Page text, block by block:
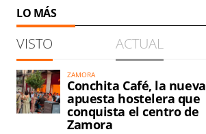
LO MÁS
VISTO ACTUAL
ZAMORA
Conchita Café, la nueva
apuesta hostelera que
conquista el centro de
Zamora